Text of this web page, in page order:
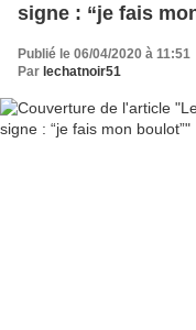
signe : “je fais
Publié le 06/04/2020 à 11:51
Par lechatnoir51